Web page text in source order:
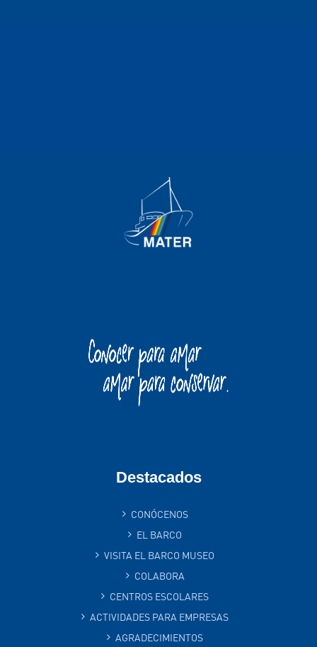
Destacados
CONÓCENOS
EL BARCO
VISITA EL BARCO MUSEO
COLABORA
CENTROS ESCOLARES
ACTIVIDADES PARA EMPRESAS
AGRADECIMIENTOS